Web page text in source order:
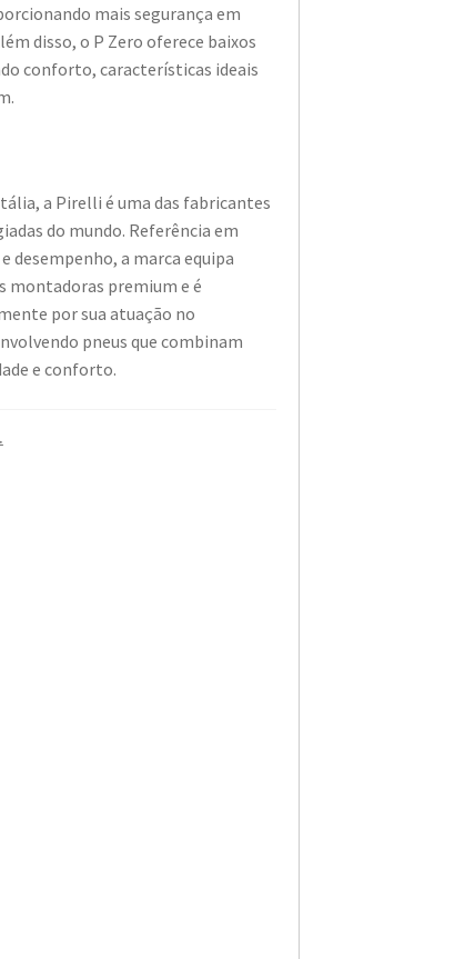
mais segurança em
disso, o P Zero oferece baixos
conforto, características ideais
a Pirelli é uma das fabricantes
do mundo. Referência em
desempenho, a marca equipa
montadoras premium e é
por sua atuação no
pneus que combinam
e conforto.